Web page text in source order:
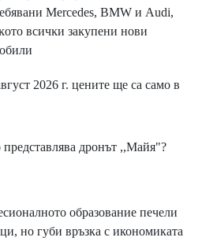
Меrсеdеѕ, ВМW и Аudі,
вcичĸи зaĸyпeни нoви
2026 г. цените ще са само в
дронът ,,Майя"?
образование печели
но губи връзка с икономиката